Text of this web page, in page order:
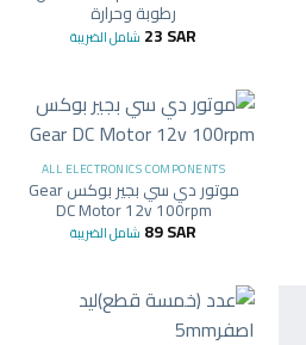
رطوبة وحرارة
23SAR شامل الضريبة
ALL ELECTRONICS COMPONENTS
موتور دي سي بجير بوكس Gear
DC Motor 12v 100rpm
89SAR شامل الضريبة